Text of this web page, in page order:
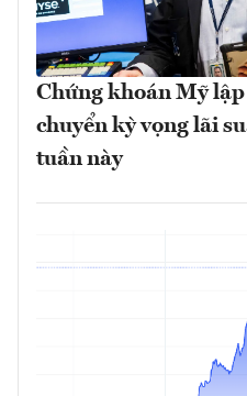
Chứng khoán Mỹ
chuyển kỳ vọng lãi
tuần này